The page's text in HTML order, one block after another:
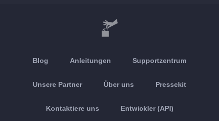
Blog Anleitungen Supportzentrum
Unsere Partner Über uns Pressekit
Kontaktiere uns Entwickler (API)